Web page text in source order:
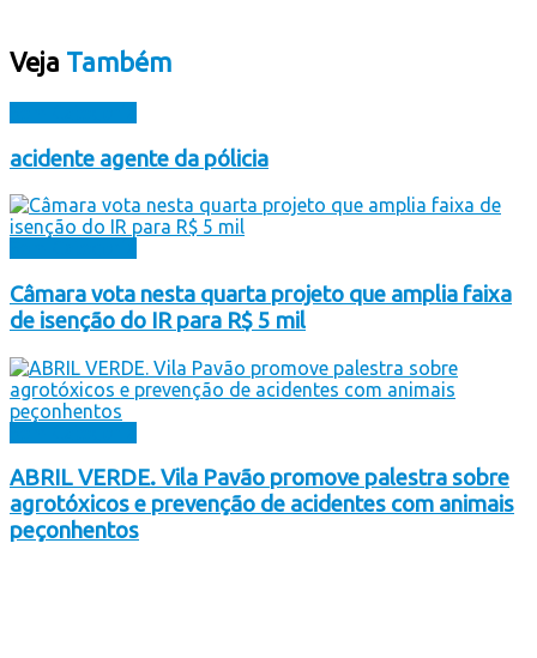
Veja Também
acidente agente da pólicia
Câmara vota nesta quarta projeto que amplia faixa
de isenção do IR para R$ 5 mil
ABRIL VERDE. Vila Pavão promove palestra sobre
agrotóxicos e prevenção de acidentes com animais
peçonhentos